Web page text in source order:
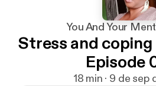
You And Your
Stress and
Episode
18 min · 9 de sep